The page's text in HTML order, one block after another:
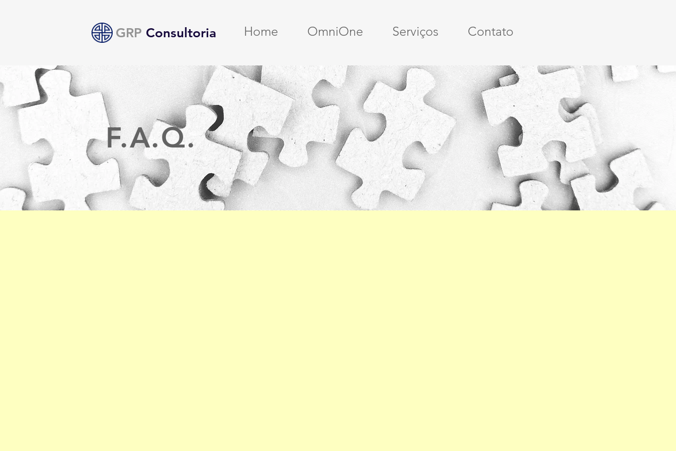
GRP Consultoria Home OmniOne Serviços Contato
F.A.Q.